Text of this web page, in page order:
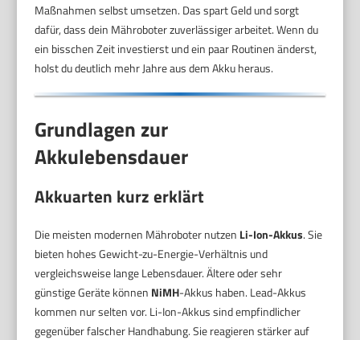
Maßnahmen selbst umsetzen. Das spart Geld und sorgt
dafür, dass dein Mähroboter zuverlässiger arbeitet. Wenn du
ein bisschen Zeit investierst und ein paar Routinen änderst,
holst du deutlich mehr Jahre aus dem Akku heraus.
Grundlagen zur
Akkulebensdauer
Akkuarten kurz erklärt
Die meisten modernen Mähroboter nutzen Li-Ion-Akkus. Sie
bieten hohes Gewicht-zu-Energie-Verhältnis und
vergleichsweise lange Lebensdauer. Ältere oder sehr
günstige Geräte können NiMH-Akkus haben. Lead-Akkus
kommen nur selten vor. Li-Ion-Akkus sind empfindlicher
gegenüber falscher Handhabung. Sie reagieren stärker auf